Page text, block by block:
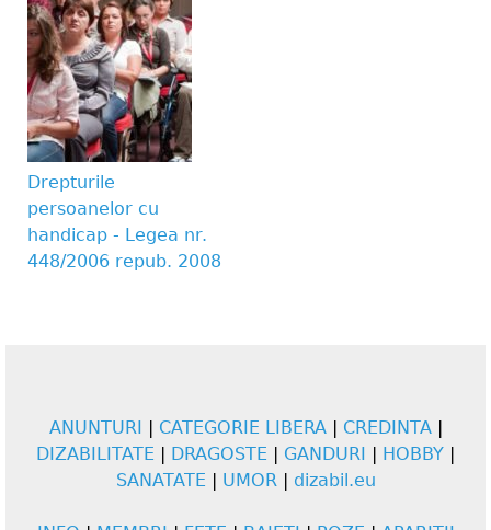
Drepturile
persoanelor cu
handicap - Legea nr.
448/2006 repub. 2008
ANUNTURI | CATEGORIE LIBERA| CREDINTA|
DIZABILITATE | DRAGOSTE | GANDURI | HOBBY |
SANATATE | UMOR| dizabil.eu